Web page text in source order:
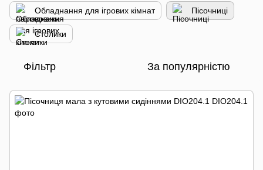
Обладнання для ігрових кімнат Пісочниці
Столики
Фільтр За популярністю